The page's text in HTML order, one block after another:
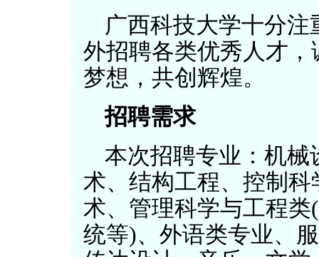
广西科技大学十分
外招聘各类优秀人才
梦想，共创辉煌。
招聘需求
本次招聘专业：机械
术、结构工程、控制
术、管理科学与工程
统等)、外语类专业、